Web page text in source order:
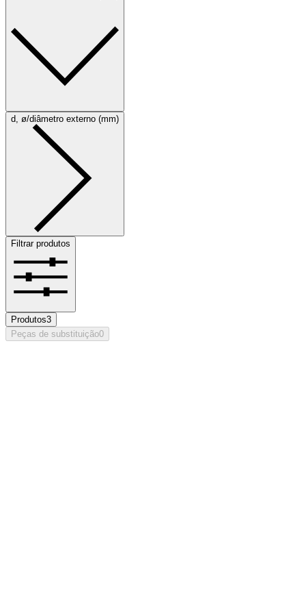
d, ø/diâmetro externo (mm)
Filtrar produtos
Produtos3
Peças de substituição0